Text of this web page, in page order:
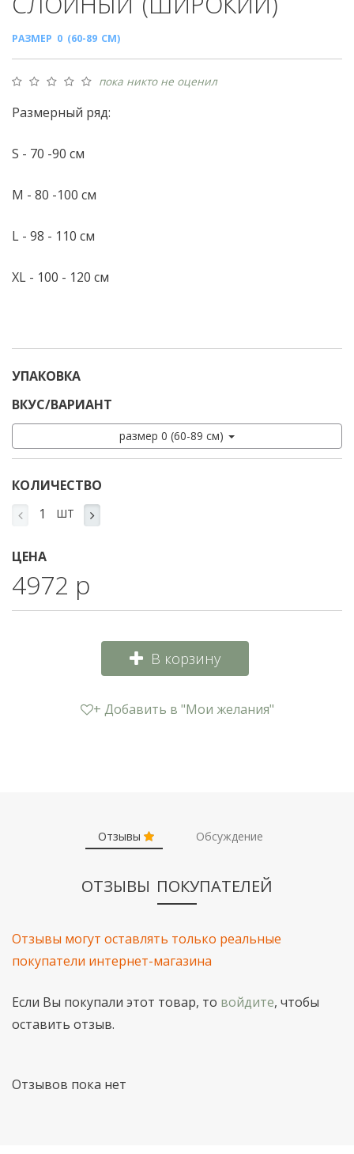
РАЗМЕР 0 (60-89 СМ)
пока никто не оценил
Размерный ряд:
S - 70 -90 см
M - 80 -100 см
L - 98 - 110 см
XL - 100 - 120 см
УПАКОВКА
ВКУС/ВАРИАНТ
размер 0 (60-89 см)
КОЛИЧЕСТВО
ШТ
ЦЕНА
4972 р
В корзину
+ Добавить в "Мои желания"
Отзывы Обсуждение
ОТЗЫВЫ ПОКУПАТЕЛЕЙ
Отзывы могут оставлять только реальные
покупатели интернет-магазина
Если Вы покупали этот товар, то войдите, чтобы
оставить отзыв.
Отзывов пока нет